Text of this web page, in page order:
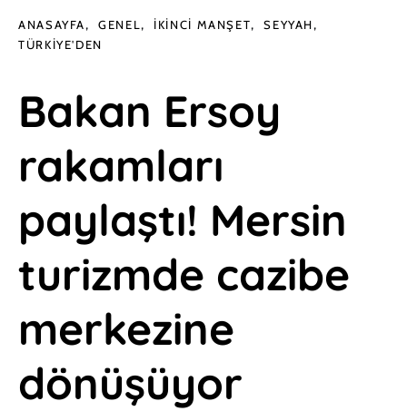
ANASAYFA GENEL İKINCI MANŞET
SEYYAH
TÜRKIYE'DEN
Bakan Ersoy
rakamları
paylaştı! Mersin
turizmde cazibe
merkezine
dönüşüyor